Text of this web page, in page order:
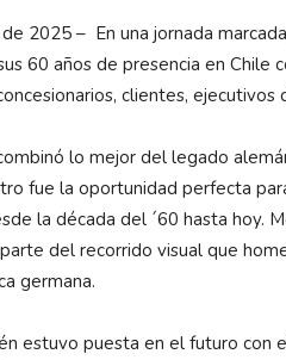
2025 – En una jornada
60 años de presencia en Chile
clientes, ejecutivos
lo mejor del legado
fue la oportunidad perfecta
la década del ´60 hasta hoy.
del recorrido visual que
germana.
estuvo puesta en el futuro con